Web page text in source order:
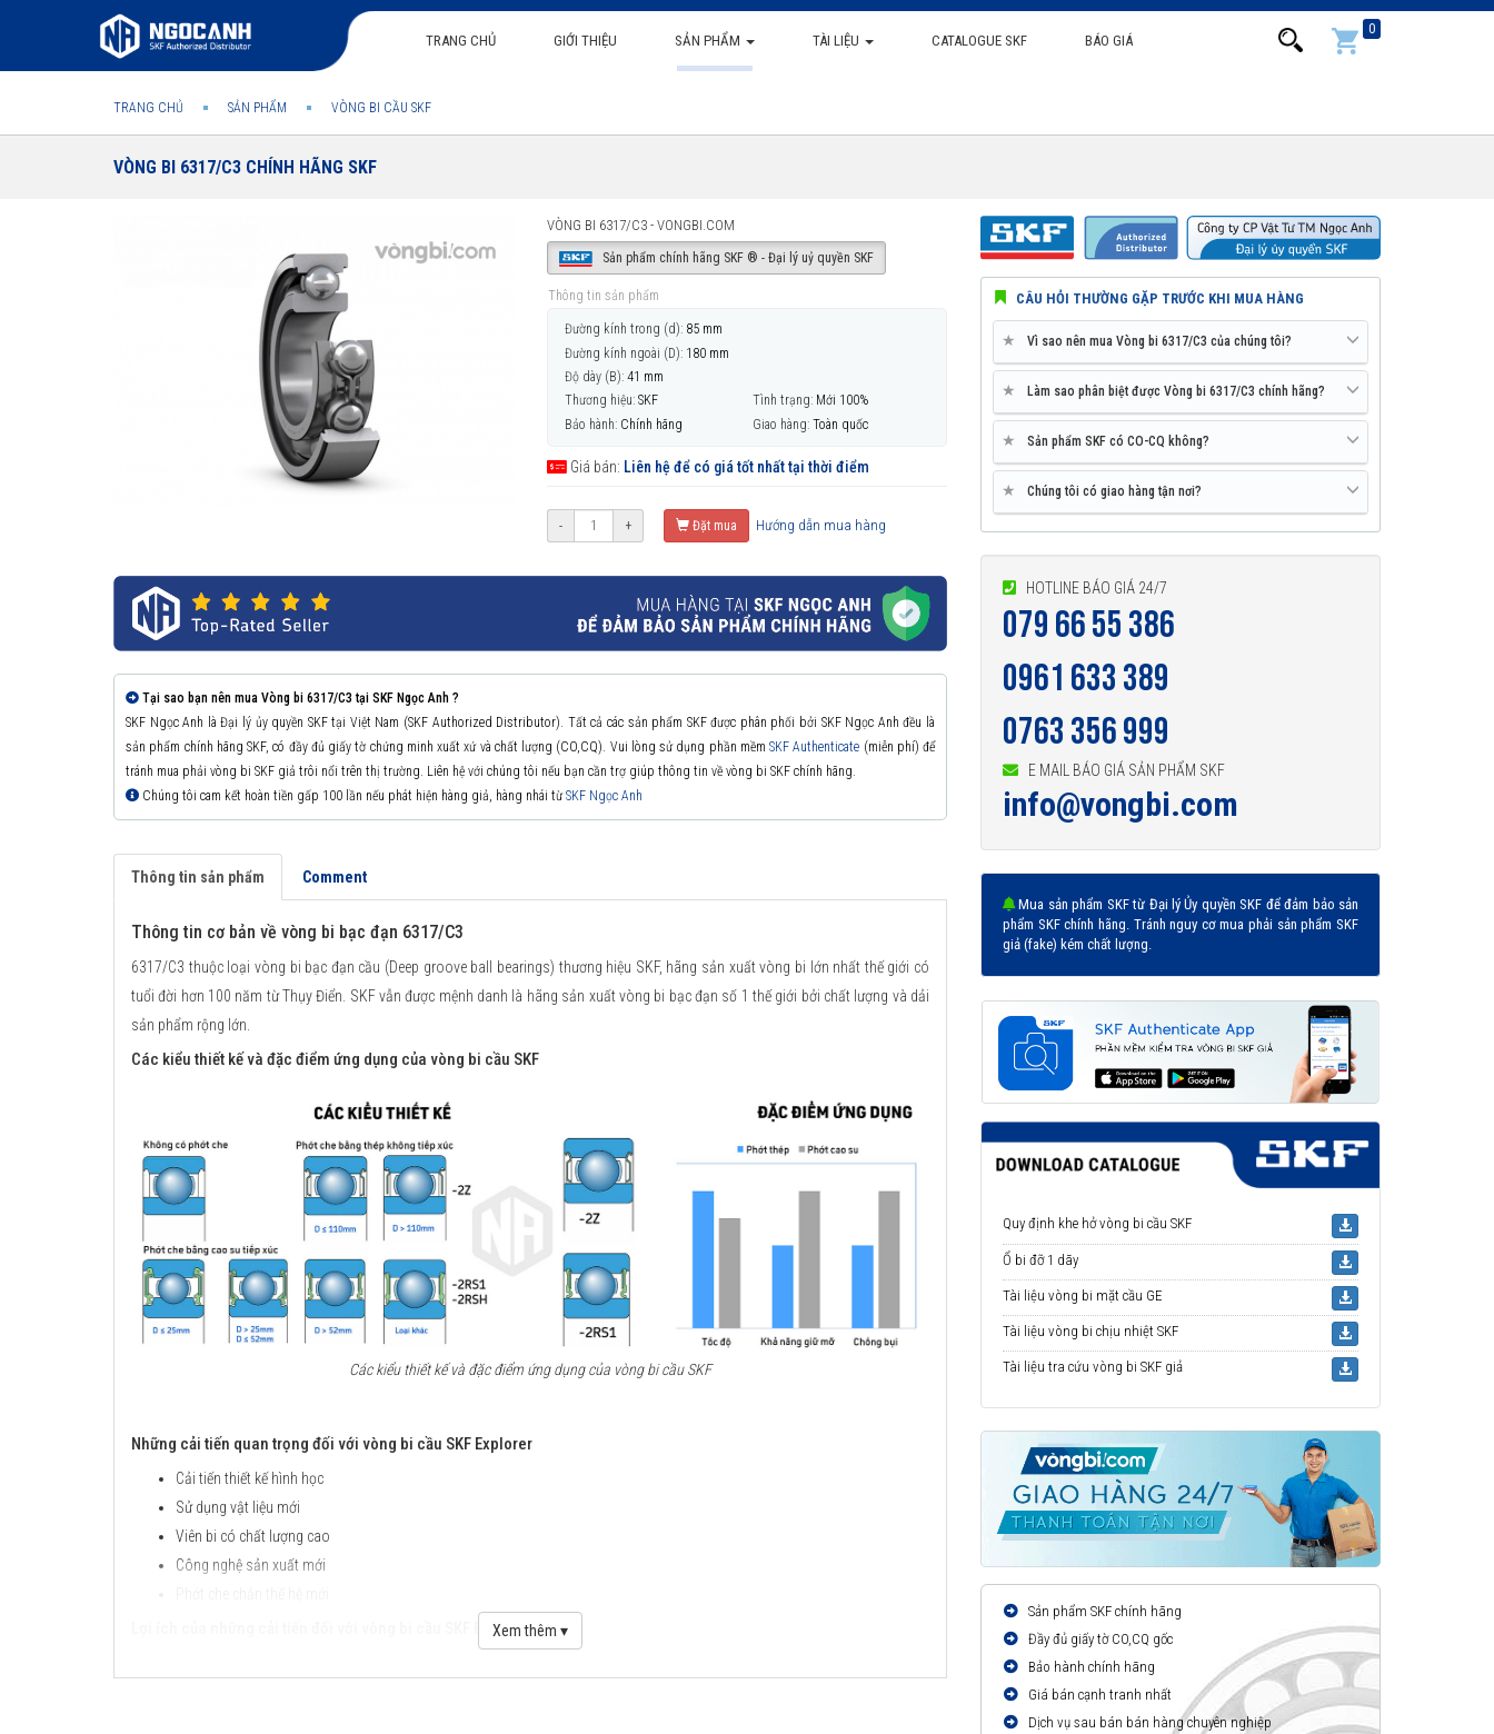
TRANG CHỦ GIỚI THIỆU SẢN PHẨM TÀI LIỆU CATALOGUE SKF BÁO GIÁ
0
TRANG CHỦ SẢN PHẨM VÒNG BI CẦU SKF
VÒNG BI 6317/C3 CHÍNH HÃNG SKF
VÒNG BI 6317/C3 - VONGBI.COM
Sản phẩm chính hãng SKF ® - Đại lý uỷ quyền SKF
Thông tin sản phẩm
Đường kính trong (d): 85 mm
Đường kính ngoài (D): 180 mm
Độ dày (B): 41 mm
Thương hiệu: SKF Tình trạng: Mới 100%
Bảo hành: Chính hãng Giao hàng: Toàn quốc
Giá bán: Liên hệ để có giá tốt nhất tại thời điểm
- + Đặt mua Hướng dẫn mua hàng
Tại sao bạn nên mua Vòng bi 6317/C3 tại SKF Ngọc Anh ?
SKF Ngọc Anh là Đại lý ủy quyền SKF tại Việt Nam (SKF Authorized Distributor). Tất cả các sản phẩm SKF được phân phối bởi SKF Ngọc Anh đều là
sản phẩm chính hãng SKF, có đầy đủ giấy tờ chứng minh xuất xứ và chất lượng (CO,CQ). Vui lòng sử dụng phần mềm SKF Authenticate (miễn phí) để
tránh mua phải vòng bi SKF giả trôi nổi trên thị trường. Liên hệ với chúng tôi nếu bạn cần trợ giúp thông tin về vòng bi SKF chính hãng.
Chúng tôi cam kết hoàn tiền gấp 100 lần nếu phát hiện hàng giả, hàng nhái từSKF Ngọc Anh
Thông tin sản phẩm Comment
Thông tin cơ bản về vòng bi bạc đạn 6317/C3
6317/C3 thuộc loại vòng bi bạc đạn cầu (Deep groove ball bearings) thương hiệu SKF, hãng sản xuất vòng bi lớn nhất thế giới có
tuổi đời hơn 100 năm từ Thụy Điển. SKF vẫn được mệnh danh là hãng sản xuất vòng bi bạc đạn số 1 thế giới bởi chất lượng và dải
sản phẩm rộng lớn.
Các kiểu thiết kế và đặc điểm ứng dụng của vòng bi cầu SKF
Các kiểu thiết kế và đặc điểm ứng dụng của vòng bi cầu SKF
Những cải tiến quan trọng đối với vòng bi cầu SKF Explorer
Cải tiến thiết kế hình học
Sử dụng vật liệu mới
Viên bi có chất lượng cao
Công nghệ sản xuất mới
Lợi ích của những cải tiến đối với vòng bi cầu SKF ExplorerXem thêm ▾
CÂU HỎI THƯỜNG GẶP TRƯỚC KHI MUA HÀNG
★ Vì sao nên mua Vòng bi 6317/C3 của chúng tôi?
★ Làm sao phân biệt được Vòng bi 6317/C3 chính hãng?
★ Sản phẩm SKF có CO-CQ không?
★ Chúng tôi có giao hàng tận nơi?
HOTLINE BÁO GIÁ 24/7
079 66 55 386
0961 633 389
0763 356 999
E MAIL BÁO GIÁ SẢN PHẨM SKF
info@vongbi.com
Mua sản phẩm SKF từ Đại lý Ủy quyền SKF để đảm bảo sản
phẩm SKF chính hãng. Tránh nguy cơ mua phải sản phẩm SKF
giả (fake) kém chất lượng.
Quy định khe hở vòng bi cầu SKF
Ổ bi đỡ 1 dãy
Tài liệu vòng bi mặt cầu GE
Tài liệu vòng bi chịu nhiệt SKF
Tài liệu tra cứu vòng bi SKF giả
Sản phẩm SKF chính hãng
Đầy đủ giấy tờ CO,CQ gốc
Bảo hành chính hãng
Giá bán cạnh tranh nhất
Dịch vụ sau bán bán hàng chuyên nghiệp